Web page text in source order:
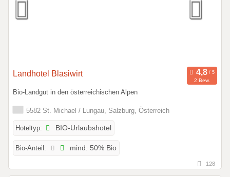
Landhotel Blasiwirt
2 Bew.
Bio-Landgut in den österreichischen Alpen
5582 St. Michael / Lungau, Salzburg, Österreich
Hoteltyp: BIO-Urlaubshotel
Bio-Anteil: mind. 50% Bio
128